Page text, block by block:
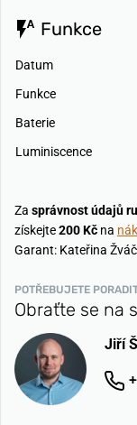
Funkce
Datum
Funkce
Baterie
Luminiscence
Za správnost údajů
získejte200 Kč na
Garant: Kateřina
POTŘEBUJETE
Obraťte se na
Jiří